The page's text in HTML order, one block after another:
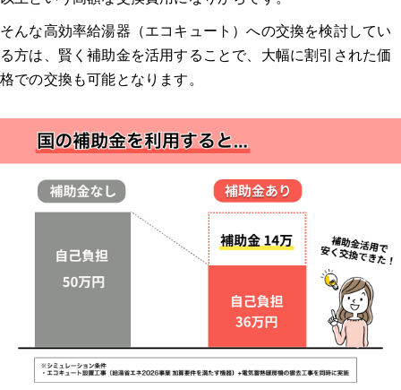
交換できるくん
交換できるくんの特徴
ガスペックの特徴
ガスペックの口コミ
エコキュート交換の窓口の特徴
そんな高効率給湯器（エコキュート）への交換を検討してい
る方は、賢く補助金を活用することで、大幅に割引された価
格での交換も可能となります。